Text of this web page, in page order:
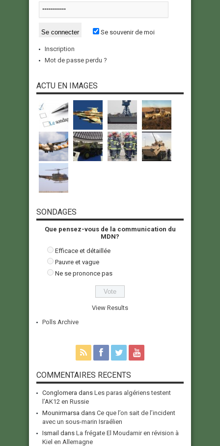
Se souvenir de moi
Inscription
Mot de passe perdu ?
ACTU EN IMAGES
SONDAGES
Que pensez-vous de la communication du
MDN?
Efficace et détaillée
Pauvre et vague
Ne se prononce pas
View Results
Polls Archive
COMMENTAIRES RECENTS
Conglomera dans Les paras algériens testent
l’AK12 en Russie
Mounirmarsa dans Ce que l’on sait de l’incident
avec un sous-marin Israélien
Ismail dans La frégate El Moudamir en révision à
Kiel en Allemagne